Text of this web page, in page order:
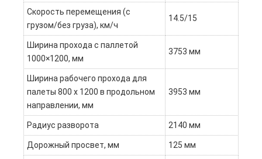
Скорость перемещения (с
грузом/без груза), км/ч
14.5/15
Ширина прохода с паллетой
1000×1200, мм
3753 мм
Ширина рабочего прохода для
палеты 800 x 1200 в продольном
направлении, мм
3953 мм
Радиус разворота 2140 мм
Дорожный просвет, мм 125 мм